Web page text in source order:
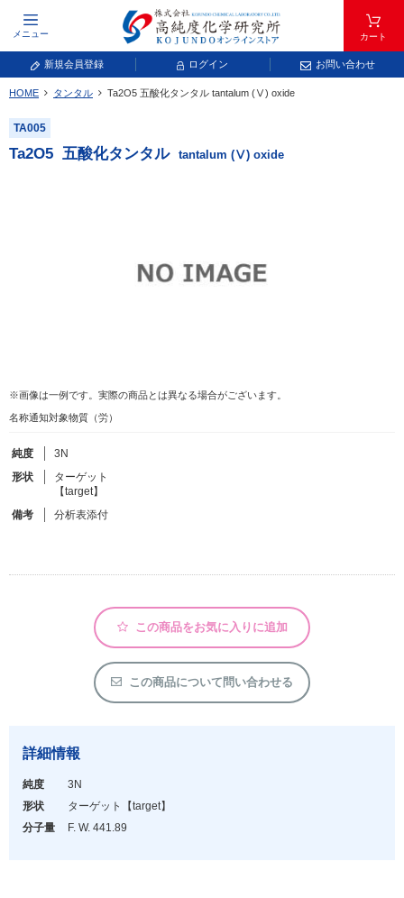
メニュー カート
新規会員登録 ログイン お問い合わせ
元素記号で検索する
元素周期表をタップすると、拡大表示されます。拡大した表から元素記号をタップ
し、一覧へ移動してください。
キーワードで検索する
フリーワードで検索
カタログコードで検索
化学式で検索
形状詳細
アウトレット
HOME タンタル Ta2O5 五酸化タンタル tantalum (Ⅴ) oxide
TA005
Ta2O5 五酸化タンタル tantalum (Ⅴ) oxide
※画像は一例です。実際の商品とは異なる場合がございます。
名称通知対象物質（労）
純度
3N
形状
ターゲット
【target】
備考
分析表添付
この商品をお気に入りに追加
この商品について問い合わせる
詳細情報
純度
3N
形状
ターゲット
【target】
分子量
F. W. 441.89